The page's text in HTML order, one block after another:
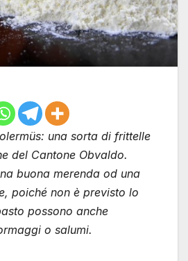
una sorta di frittelle
del Cantone Obvaldo.
buona merenda od una
poiché non è previsto lo
possono anche
o salumi.